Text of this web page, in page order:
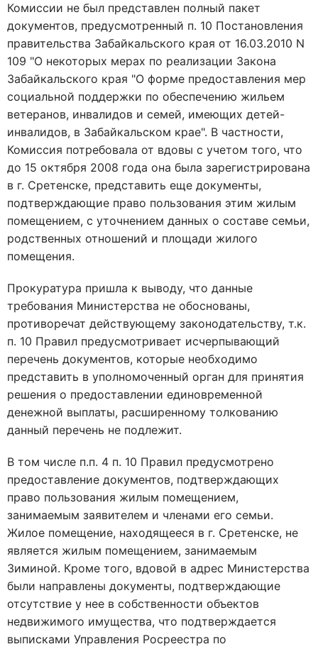
Комиссии не был представлен полный пакет
документов, предусмотренный п. 10 Постановления
правительства Забайкальского края от 16.03.2010 N
109 "О некоторых мерах по реализации Закона
Забайкальского края "О форме предоставления мер
социальной поддержки по обеспечению жильем
ветеранов, инвалидов и семей, имеющих детей-
инвалидов, в Забайкальском крае". В частности,
Комиссия потребовала от вдовы с учетом того, что
до 15 октября 2008 года она была зарегистрирована
в г. Сретенске, представить еще документы,
подтверждающие право пользования этим жилым
помещением, с уточнением данных о составе семьи,
родственных отношений и площади жилого
помещения.
Прокуратура пришла к выводу, что данные
требования Министерства не обоснованы,
противоречат действующему законодательству, т.к.
п. 10 Правил предусмотривает исчерпывающий
перечень документов, которые необходимо
представить в уполномоченный орган для принятия
решения о предоставлении единовременной
денежной выплаты, расширенному толкованию
данный перечень не подлежит.
В том числе п.п. 4 п. 10 Правил предусмотрено
предоставление документов, подтверждающих
право пользования жилым помещением,
занимаемым заявителем и членами его семьи.
Жилое помещение, находящееся в г. Сретенске, не
является жилым помещением, занимаемым
Зиминой. Кроме того, вдовой в адрес Министерства
были направлены документы, подтверждающие
отсутствие у нее в собственности объектов
недвижимого имущества, что подтверждается
выписками Управления Росреестра по